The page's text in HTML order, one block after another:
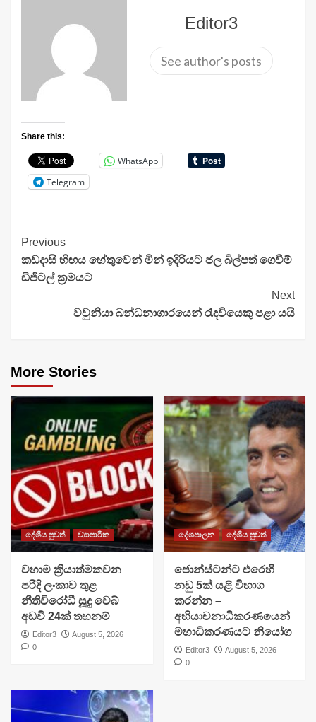
Editor3
See author's posts
Share this:
WhatsApp
Telegram
Continue
Reading
Previous
කඩදාසි හිඟය හේතුවෙන් මින් ඉදිරියට ජල බිල්පත් ගෙවීම්
ඩිජිටල් ක්‍රමයට
Next
වවුනියා බන්ධනාගාරයෙන් රැඳවියෙකු පළා යයි
More Stories
දේශීය පුවත් ව්‍යාපාරික
වහාම ක්‍රියාත්මකවන
පරිදි ලංකාව තුළ
නීතිවිරෝධී සූදු වෙබ්
අඩවි 24ක් තහනම්
Editor3
August 5, 2026
0
දේශපාලන දේශීය පුවත්
ජොන්ස්ටන්ට එරෙහි
නඩු 5ක් යළි විභාග
කරන්න –
අභියාචනාධිකරණයෙන්
මහාධිකරණයට නියෝග
Editor3
August 5, 2026
0